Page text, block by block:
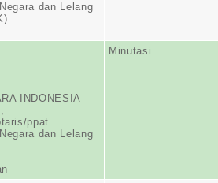
dan Lelang
INDONESIA
ppat
dan Lelang
Minutasi